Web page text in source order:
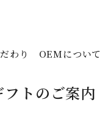
わり OEMについて
トのご案内